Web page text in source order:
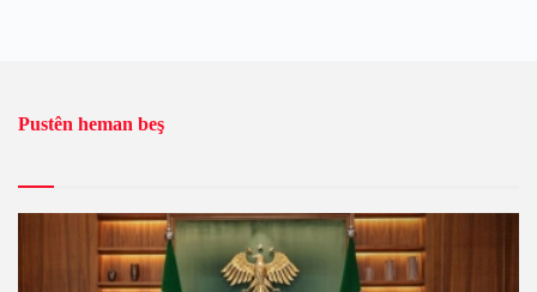
Pustên heman beş